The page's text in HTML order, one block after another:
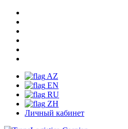
AZ
EN
RU
ZH
Личный кабинет